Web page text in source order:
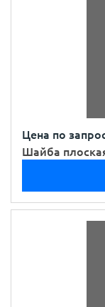
Цена по
Шайба